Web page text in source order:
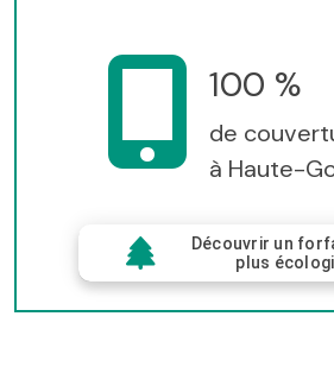
100 %
de
à Haute-
Découvrir un
plus